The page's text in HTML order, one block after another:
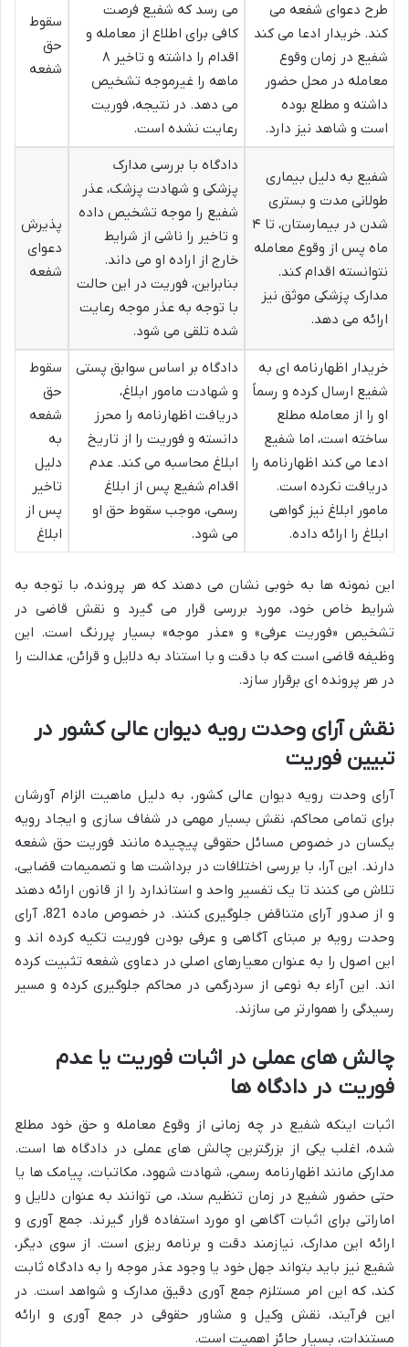
طرح دعوای شفعه می
کند. خریدار ادعا می کند
شفیع در زمان وقوع
معامله در محل حضور
داشته و مطلع بوده
است و شاهد نیز دارد.
می رسد که شفیع فرصت
کافی برای اطلاع از معامله و
اقدام را داشته و تاخیر ۸
ماهه را غیرموجه تشخیص
می دهد. در نتیجه، فوریت
رعایت نشده است.
سقوط
حق
شفعه
شفیع به دلیل بیماری
طولانی مدت و بستری
شدن در بیمارستان، تا ۴
ماه پس از وقوع معامله
نتوانسته اقدام کند.
مدارک پزشکی موثق نیز
ارائه می دهد.
دادگاه با بررسی مدارک
پزشکی و شهادت پزشک، عذر
شفیع را موجه تشخیص داده
و تاخیر را ناشی از شرایط
خارج از اراده او می داند.
بنابراین، فوریت در این حالت
با توجه به عذر موجه رعایت
شده تلقی می شود.
پذیرش
دعوای
شفعه
خریدار اظهارنامه ای به
شفیع ارسال کرده و رسماً
او را از معامله مطلع
ساخته است، اما شفیع
ادعا می کند اظهارنامه را
دریافت نکرده است.
مامور ابلاغ نیز گواهی
ابلاغ را ارائه داده.
دادگاه بر اساس سوابق پستی
و شهادت مامور ابلاغ،
دریافت اظهارنامه را محرز
دانسته و فوریت را از تاریخ
ابلاغ محاسبه می کند. عدم
اقدام شفیع پس از ابلاغ
رسمی، موجب سقوط حق او
می شود.
سقوط
حق
شفعه
به
دلیل
تاخیر
پس از
ابلاغ
این نمونه ها به خوبی نشان می دهند که هر پرونده، با توجه به
شرایط خاص خود، مورد بررسی قرار می گیرد و نقش قاضی در
تشخیص «فوریت عرفی» و «عذر موجه» بسیار پررنگ است. این
وظیفه قاضی است که با دقت و با استناد به دلایل و قرائن، عدالت را
در هر پرونده ای برقرار سازد.
نقش آرای وحدت رویه دیوان عالی کشور در
تبیین فوریت
آرای وحدت رویه دیوان عالی کشور، به دلیل ماهیت الزام آورشان
برای تمامی محاکم، نقش بسیار مهمی در شفاف سازی و ایجاد رویه
یکسان در خصوص مسائل حقوقی پیچیده مانند فوریت حق شفعه
دارند. این آرا، با بررسی اختلافات در برداشت ها و تصمیمات قضایی،
تلاش می کنند تا یک تفسیر واحد و استاندارد را از قانون ارائه دهند
و از صدور آرای متناقض جلوگیری کنند. در خصوص ماده 821، آرای
وحدت رویه بر مبنای آگاهی و عرفی بودن فوریت تکیه کرده اند و
این اصول را به عنوان معیارهای اصلی در دعاوی شفعه تثبیت کرده
اند. این آراء به نوعی از سردرگمی در محاکم جلوگیری کرده و مسیر
رسیدگی را هموارتر می سازند.
چالش های عملی در اثبات فوریت یا عدم
فوریت در دادگاه ها
اثبات اینکه شفیع در چه زمانی از وقوع معامله و حق خود مطلع
شده، اغلب یکی از بزرگترین چالش های عملی در دادگاه ها است.
مدارکی مانند اظهارنامه رسمی، شهادت شهود، مکاتبات، پیامک ها یا
حتی حضور شفیع در زمان تنظیم سند، می توانند به عنوان دلایل و
اماراتی برای اثبات آگاهی او مورد استفاده قرار گیرند. جمع آوری و
ارائه این مدارک، نیازمند دقت و برنامه ریزی است. از سوی دیگر،
شفیع نیز باید بتواند جهل خود یا وجود عذر موجه را به دادگاه ثابت
کند، که این امر مستلزم جمع آوری دقیق مدارک و شواهد است. در
این فرآیند، نقش وکیل و مشاور حقوقی در جمع آوری و ارائه
مستندات، بسیار حائز اهمیت است.